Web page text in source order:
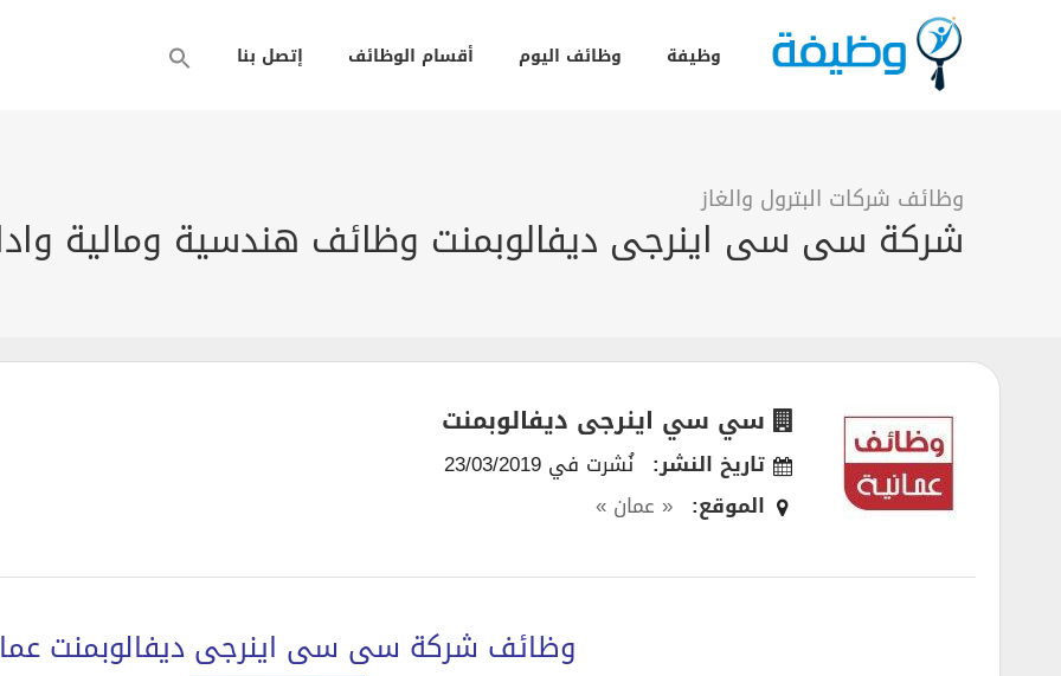
وظيفة وظائف اليوم أقسام الوظائف إتصل بنا
وظائف شركات البترول والغاز
شركة سى سى اينرجى ديفالوبمنت وظائف هندسية ومالية
سي سي اينرجى ديفالوبمنت
تاريخ النشر: نُشرت في 23/03/2019
الموقع: « عمان »
وظائف شركة سى سى اينرجى ديفالوبمنت